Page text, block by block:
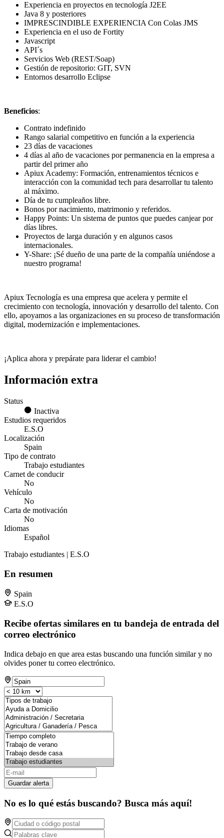
Experiencia en proyectos en tecnología J2EE
Java 8 y posteriores
IMPRESCINDIBLE EXPERIENCIA Con Colas JMS
Experiencia en el uso de Fortity
Javascript
API´s
Servicios Web (REST/Soap)
Gestión de repositorio: GIT, SVN
Entornos desarrollo Eclipse
Beneficios:
Contrato indefinido
Rango salarial competitivo en función a la experiencia
23 días de vacaciones
4 días al año de vacaciones por permanencia en la empresa a
partir del primer año
Apiux Academy: Formación, entrenamientos técnicos e
interacción con la comunidad tech para desarrollar tu talento
al máximo.
Día de tu cumpleaños libre.
Bonos por nacimiento, matrimonio y referidos.
Happy Points: Un sistema de puntos que puedes canjear por
días libres.
Proyectos de larga duración y en algunos casos
internacionales.
Y-Share: ¡Sé dueño de una parte de la compañía uniéndose a
nuestro programa!
Apiux Tecnología es una empresa que acelera y permite el
crecimiento con tecnología, innovación y desarrollo del talento. Con
ello, apoyamos a las organizaciones en su proceso de transformación
digital, modernización e implementaciones.
¡Aplica ahora y prepárate para liderar el cambio!
Información extra
Status
Inactiva
Estudios requeridos
E.S.O
Localización
Spain
Tipo de contrato
Trabajo estudiantes
Carnet de conducir
No
Vehículo
No
Carta de motivación
No
Idiomas
Español
Trabajo estudiantes | E.S.O
En resumen
Spain
E.S.O
Recibe ofertas similares en tu bandeja de entrada del
correo electrónico
Indica debajo en que area estas buscando una función similar y no
olvides poner tu correo electrónico.
Guardar alerta
No es lo qué estás buscando? Busca más aquí!